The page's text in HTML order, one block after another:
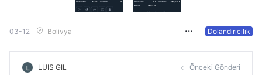
03-12 Bolivya Dolandırıcılık
LUIS GIL Önceki Gönderi